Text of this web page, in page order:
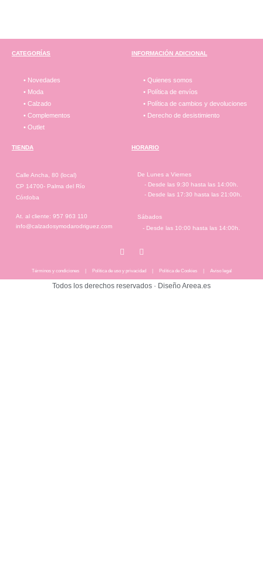
CATEGORÍAS
• Novedades
• Moda
• Calzado
• Complementos
• Outlet
INFORMACIÓN ADICIONAL
• Quienes somos
• Política de envíos
• Política de cambios y devoluciones
• Derecho de desistimiento
TIENDA
Calle Ancha, 80 (local)
CP 14700- Palma del Río
Córdoba
At. al cliente: 957 963 110
info@calzadosymodarodriguez.com
HORARIO
De Lunes a Viernes
- Desde las 9:30 hasta las 14:00h.
- Desde las 17:30 hasta las 21:00h.
Sábados
- Desde las 10:00 hasta las 14:00h.
Términos y condiciones| Política de uso y privacidad Política de Cookies Aviso legal
Todos los derechos reservados · Diseño Areea.es